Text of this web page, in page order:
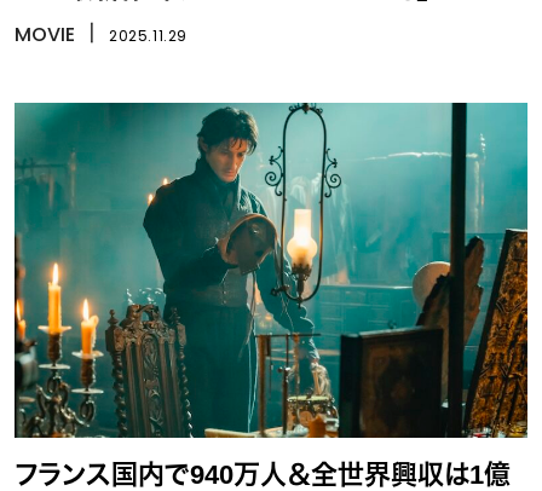
MOVIE 2025.11.29
フランス国内で940万人＆全世界興収は1億